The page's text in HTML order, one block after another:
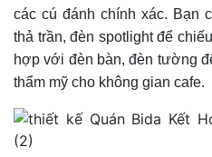
các cú đánh chính xác. Bạn
thả trần, đèn spotlight để
hợp với đèn bàn, đèn tường
thẩm mỹ cho không gian cafe.